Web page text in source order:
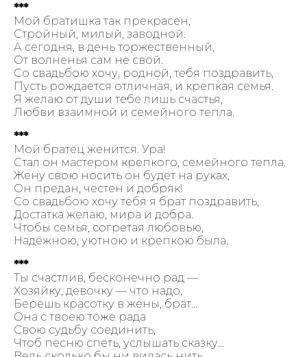
***
Мой братишка так прекрасен,
Стройный, милый, заводной.
А сегодня, в день торжественный,
От волненья сам не свой.
Со свадьбою хочу, родной, тебя поздравить,
Пусть рождается отличная, и крепкая семья.
Я желаю от души тебе лишь счастья,
Любви взаимной и семейного тепла.
***
Мой братец женится. Ура!
Стал он мастером крепкого, семейного тепла.
Жену свою носить он будет на руках,
Он предан, честен и добряк!
Со свадьбою хочу тебя я брат поздравить,
Достатка желаю, мира и добра.
Чтобы семья, согретая любовью,
Надёжною, уютною и крепкою была.
***
Ты счастлив, бесконечно рад —
Хозяйку, девочку — что надо,
Берешь красотку в жены, брат…
Она с твоею тоже рада
Свою судьбу соединить,
Чтоб песню спеть, услышать сказку…